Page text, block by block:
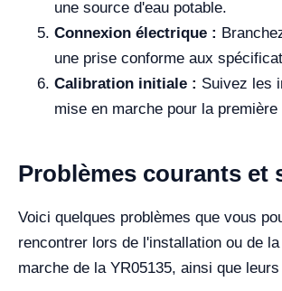
une source d'eau potable.
Connexion électrique :
une prise conforme aux
Calibration initiale : Suivez les
mise en marche pour la
Problèmes courants et
Voici quelques problèmes que vous
rencontrer lors de l'installation ou de
marche de la YR05135, ainsi que